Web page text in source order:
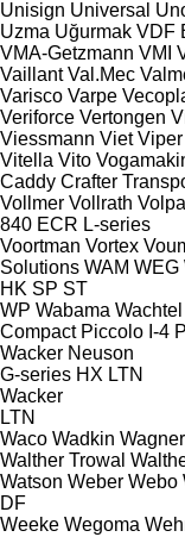
Unisign Universal
Uzma Uğurmak VDF
VMA-Getzmann VMI
Vaillant Val.Mec
Varisco Varpe
Veriforce Vertongen
Viessmann Viet Viper
Vitella Vito
Caddy Crafter
Vollmer Vollrath
840 ECR L-series
Voortman Vortex
Solutions WAM WEG
HK SP ST
WP Wabama Wachtel
Compact Piccolo I-4
Wacker Neuson
G-series HX LTN
Wacker
LTN
Waco Wadkin Wagner
Walther Trowal
Watson Weber Webo
DF
Weeke Wegoma